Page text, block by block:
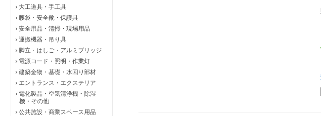
› 大工道具・手工具
› 腰袋・安全靴・保護具
› 安全用品・清掃・現場用品
› 運搬機器・吊り具
› 脚立・はしご・アルミブリッジ
› 電源コード・照明・作業灯
› 建築金物・基礎・水回り部材
› エントランス・エクステリア
› 電化製品・空気清浄機・除湿
機・その他
› 公共施設・商業スペース用品